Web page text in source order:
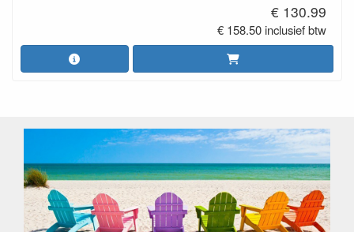
€ 130.99
€ 158.50 inclusief btw